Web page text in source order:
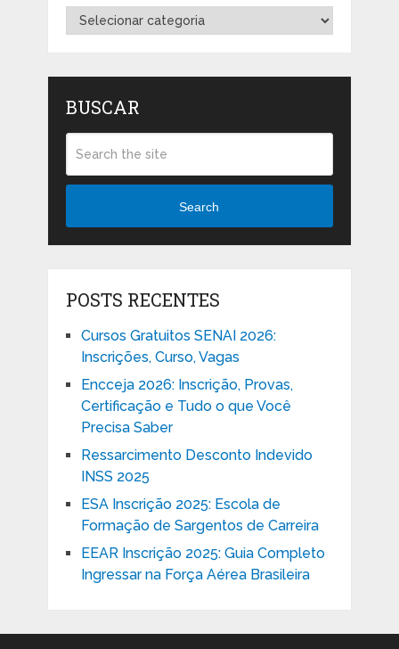
Categorias
BUSCAR
Search
POSTS RECENTES
Cursos Gratuitos SENAI 2026:
Inscrições, Curso, Vagas
Encceja 2026: Inscrição, Provas,
Certificação e Tudo o que Você
Precisa Saber
Ressarcimento Desconto Indevido
INSS 2025
ESA Inscrição 2025: Escola de
Formação de Sargentos de Carreira
EEAR Inscrição 2025: Guia Completo
Ingressar na Força Aérea Brasileira